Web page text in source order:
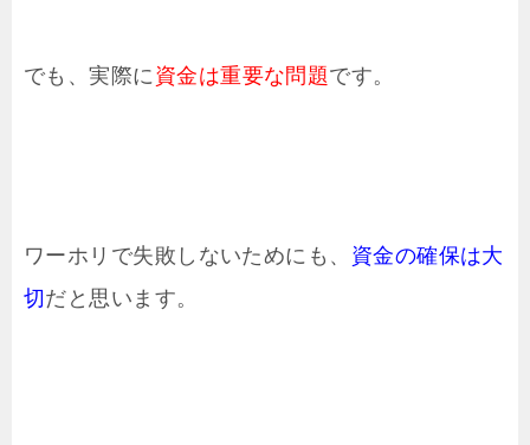
でも、実際に資金は重要な問題です。
ワーホリで失敗しないためにも、 資金の確保は大
切 だと思います。